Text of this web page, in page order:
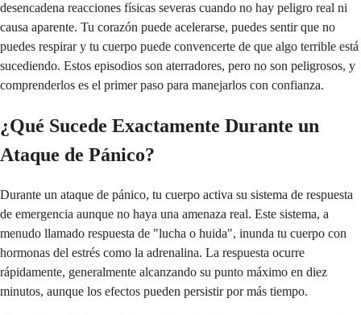
desencadena reacciones físicas severas cuando no hay peligro real ni
causa aparente. Tu corazón puede acelerarse, puedes sentir que no
puedes respirar y tu cuerpo puede convencerte de que algo terrible está
sucediendo. Estos episodios son aterradores, pero no son peligrosos, y
comprenderlos es el primer paso para manejarlos con confianza.
¿Qué Sucede Exactamente Durante un
Ataque de Pánico?
Durante un ataque de pánico, tu cuerpo activa su sistema de respuesta
de emergencia aunque no haya una amenaza real. Este sistema, a
menudo llamado respuesta de "lucha o huida", inunda tu cuerpo con
hormonas del estrés como la adrenalina. La respuesta ocurre
rápidamente, generalmente alcanzando su punto máximo en diez
minutos, aunque los efectos pueden persistir por más tiempo.